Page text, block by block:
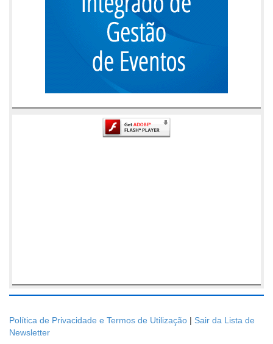
Política de Privacidade e Termos de Utilização | Sair da Lista de
Newsletter